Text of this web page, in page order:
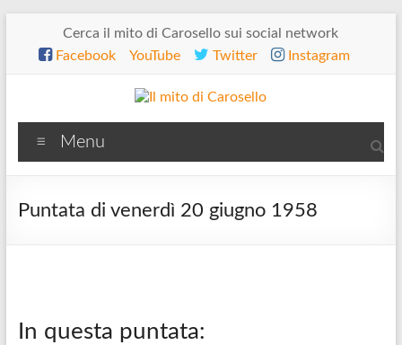
contenuto
Cerca il mito di Carosello sui social network
Facebook
YouTube Twitter Instagram
Il
mito
di
Menu
Puntata di venerdì 20 giugno 1958
In questa puntata: